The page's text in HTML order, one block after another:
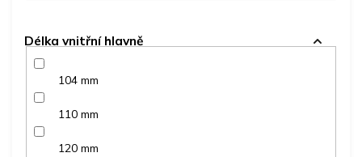
Délka vnitřní hlavně
104 mm
110 mm
120 mm